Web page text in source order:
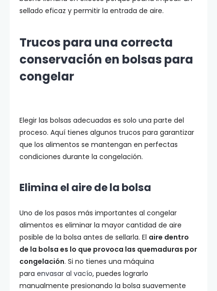
sellado eficaz y permitir la entrada de aire.
Trucos para una correcta
conservación en bolsas para
congelar
Elegir las bolsas adecuadas es solo una parte del
proceso. Aquí tienes algunos trucos para garantizar
que los alimentos se mantengan en perfectas
condiciones durante la congelación.
Elimina el aire de la bolsa
Uno de los pasos más importantes al congelar
alimentos es eliminar la mayor cantidad de aire
posible de la bolsa antes de sellarla. El aire dentro
de la bolsa es lo que provoca las quemaduras por
congelación. Si no tienes una máquina
para envasar al vacío, puedes lograrlo
manualmente presionando la bolsa suavemente